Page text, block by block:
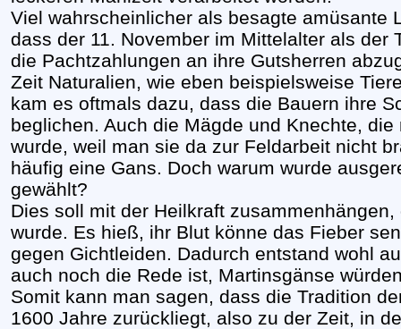
Viel wahrscheinlicher als besagte amüsante
dass der 11. November im Mittelalter als der
die Pachtzahlungen an ihre Gutsherren
Zeit Naturalien, wie eben beispielsweise
kam es oftmals dazu, dass die Bauern ihre
beglichen. Auch die Mägde und Knechte,
wurde, weil man sie da zur Feldarbeit nicht
häufig eine Gans. Doch warum wurde
gewählt?
Dies soll mit der Heilkraft
wurde. Es hieß, ihr Blut könne das Fieber
gegen Gichtleiden. Dadurch entstand wohl
auch noch die Rede ist, Martinsgänse
Somit kann man sagen, dass die Tradition
1600 Jahre zurückliegt, also zu der Zeit, in